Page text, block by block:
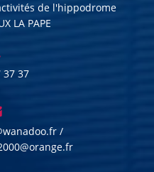
de l'hippodrome
LA PAPE
37 37
/